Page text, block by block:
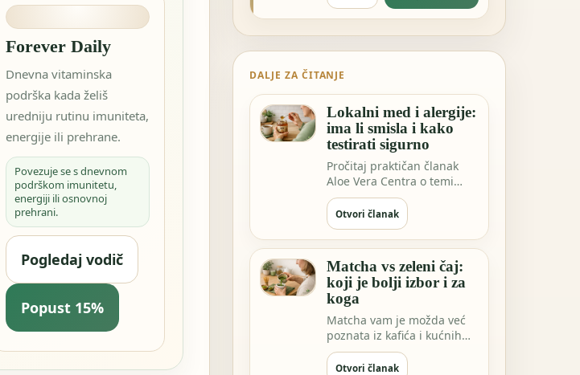
Forever Daily
Dnevna vitaminska
podrška kada želiš
uredniju rutinu imuniteta,
energije ili prehrane.
Povezuje se s dnevnom
podrškom imunitetu,
energiji ili osnovnoj
prehrani.
Pogledaj vodič
Popust 15%
DALJE ZA ČITANJE
Lokalni med i alergije:
ima li smisla i kako
testirati sigurno
Pročitaj praktičan članak
Aloe Vera Centra o temi
Lokalni med i alergije: ima li
smisla…
Otvori članak
Matcha vs zeleni čaj:
koji je bolji izbor i za
koga
Matcha vam je možda već
poznata iz kafića i kućnih
rituala. Ali EGCG ekstrakt
sve češće…
Otvori članak